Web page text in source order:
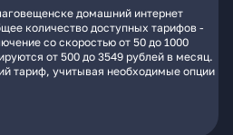
домашний интернет
количество доступных тарифов -
со скоростью от 50 до 1000
от 500 до 3549 рублей в месяц.
тариф, учитывая необходимые опции